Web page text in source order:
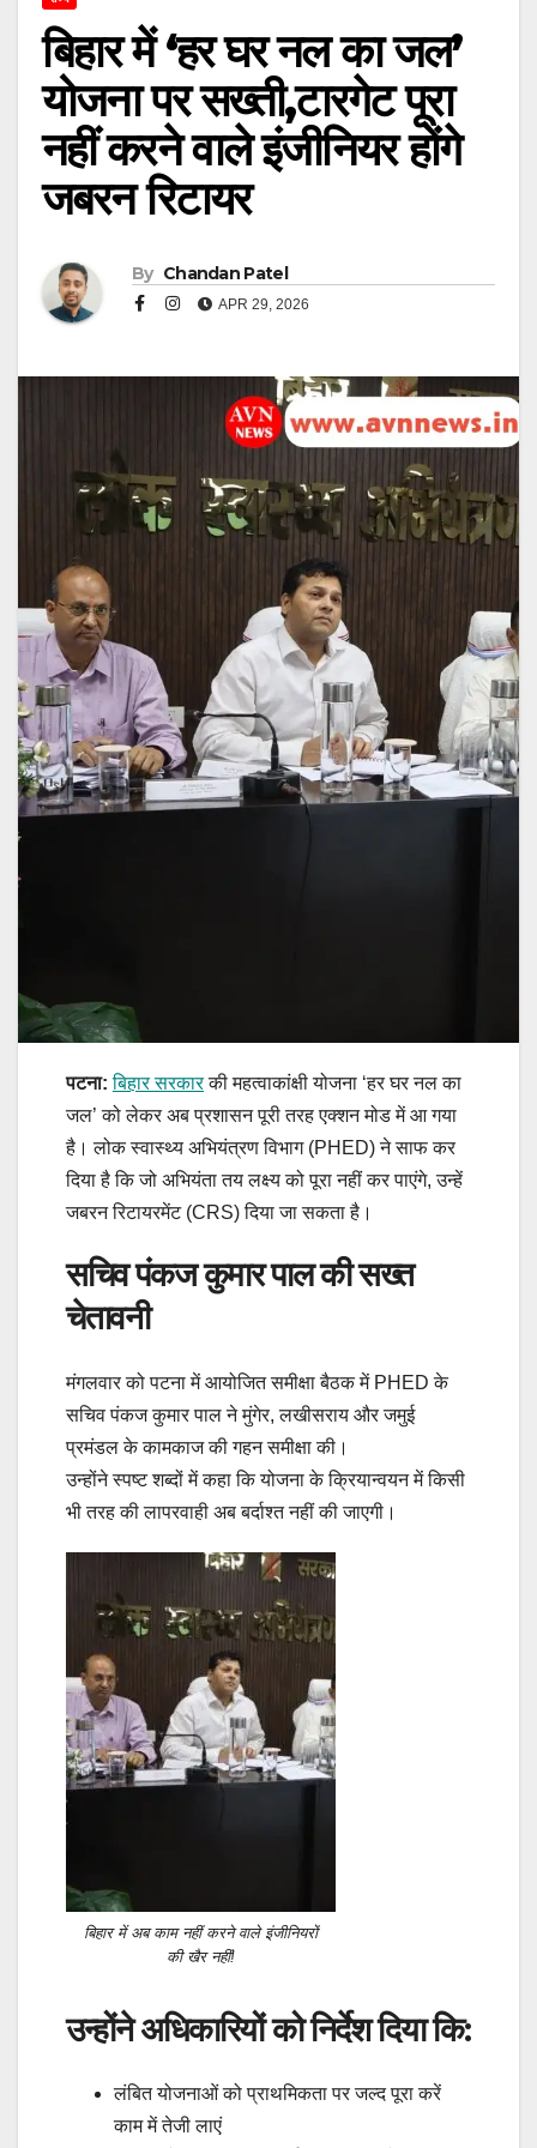
बिहार में ‘हर घर नल का जल’
योजना पर सख्ती,टारगेट पूरा
नहीं करने वाले इंजीनियर होंगे
जबरन रिटायर
By Chandan Patel
APR 29, 2026
पटना: बिहार सरकारकी महत्वाकांक्षी योजना ‘हर घर नल का
जल’ को लेकर अब प्रशासन पूरी तरह एक्शन मोड में आ गया
है। लोक स्वास्थ्य अभियंत्रण विभाग (PHED) ने साफ कर
दिया है कि जो अभियंता तय लक्ष्य को पूरा नहीं कर पाएंगे, उन्हें
जबरन रिटायरमेंट (CRS) दिया जा सकता है।
सचिव पंकज कुमार पाल की सख्त
चेतावनी
मंगलवार को पटना में आयोजित समीक्षा बैठक में PHED के
सचिव पंकज कुमार पाल ने मुंगेर, लखीसराय और जमुई
प्रमंडल के कामकाज की गहन समीक्षा की।
उन्होंने स्पष्ट शब्दों में कहा कि योजना के क्रियान्वयन में किसी
भी तरह की लापरवाही अब बर्दाश्त नहीं की जाएगी।
बिहार में अब काम नहीं करने वाले इंजीनियरों
की खैर नहीं!
उन्होंने अधिकारियों को निर्देश दिया कि:
लंबित योजनाओं को प्राथमिकता पर जल्द पूरा करें
काम में तेजी लाएं